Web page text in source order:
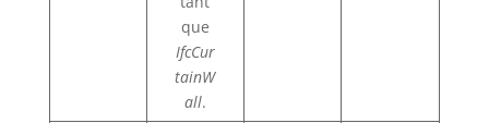
que
IfcCur
tainW
all.